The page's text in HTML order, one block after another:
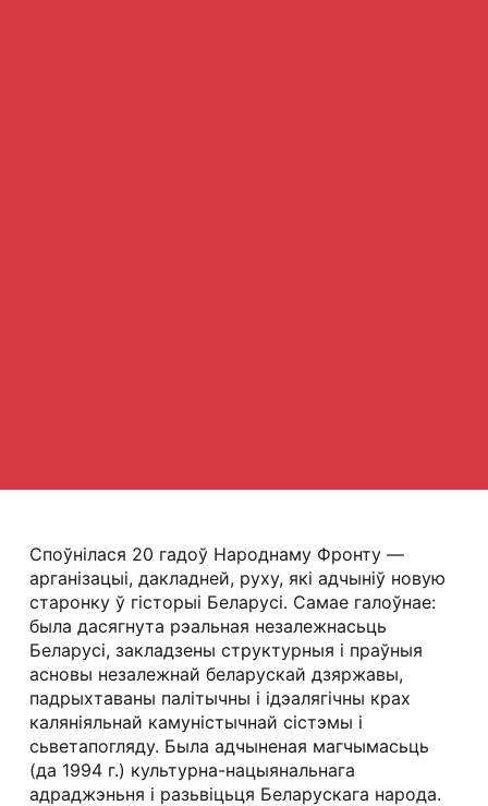
Споўнілася 20 гадоў Народнаму Фронту —
арганізацыі, дакладней, руху, які адчыніў новую
старонку ў гісторыі Беларусі. Самае галоўнае:
была дасягнута рэальная незалежнасьць
Беларусі, закладзены структурныя і праўныя
асновы незалежнай беларускай дзяржавы,
падрыхтаваны палітычны і ідэалягічны крах
каляніяльнай камуністычнай сістэмы і
сьветапогляду. Была адчыненая магчымасьць
(да 1994 г.) культурна-нацыянальнага
адраджэньня і разьвіцьця Беларускага народа.